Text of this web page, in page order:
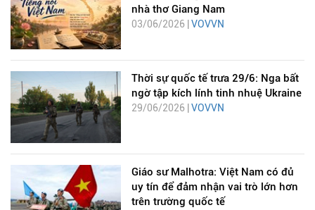
nhà thơ Giang Nam
03/06/2026 | VOVVN
Thời sự quốc tế trưa 29/6: Nga bất
ngờ tập kích lính tinh nhuệ Ukraine
29/06/2026 | VOVVN
Giáo sư Malhotra: Việt Nam có đủ
uy tín để đảm nhận vai trò lớn hơn
trên trường quốc tế